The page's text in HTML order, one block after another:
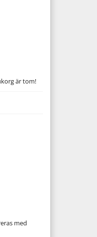
är tom!
med